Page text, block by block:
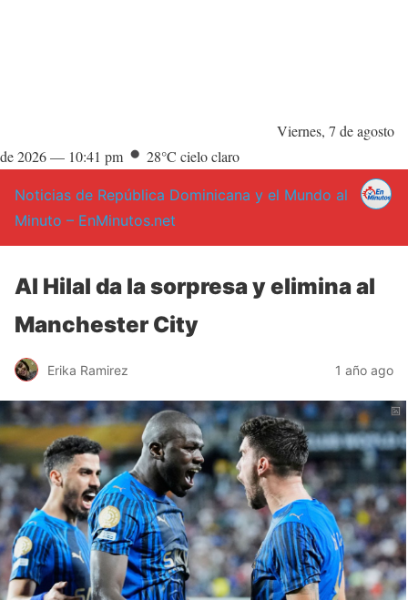
Viernes, 7 de agosto
de 2026 — 10:41 pm 28°C cielo claro
Noticias de República Dominicana y el Mundo al
Minuto – EnMinutos.net
Al Hilal da la sorpresa y elimina al
Manchester City
Erika Ramirez 1 año ago